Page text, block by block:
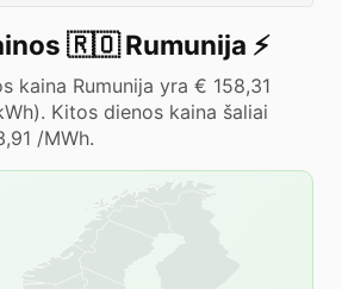
🇷🇴 Rumunija ⚡️
kaina Rumunija yra € 158,31
Kitos dienos kaina šaliai
/MWh.